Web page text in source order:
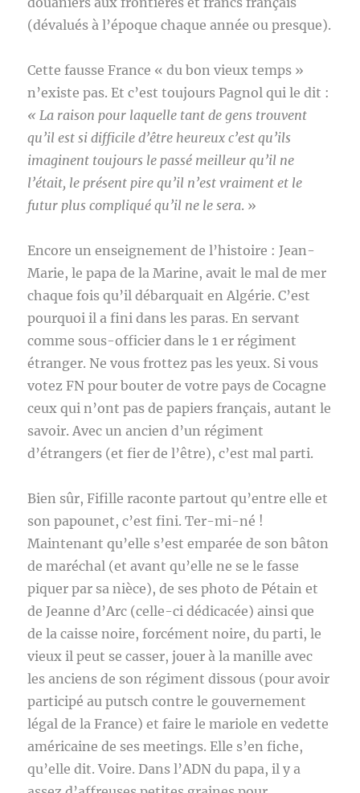
(dévalués à l’époque chaque année ou presque).
Cette fausse France « du bon vieux temps »
n’existe pas. Et c’est toujours Pagnol qui le dit :
« La raison pour laquelle tant de gens trouvent
qu’il est si difficile d’être heureux c’est qu’ils
imaginent toujours le passé meilleur qu’il ne
l’était, le présent pire qu’il n’est vraiment et le
futur plus compliqué qu’il ne le sera. »
Encore un enseignement de l’histoire : Jean-
Marie, le papa de la Marine, avait le mal de mer
chaque fois qu’il débarquait en Algérie. C’est
pourquoi il a fini dans les paras. En servant
comme sous-officier dans le 1 er régiment
étranger. Ne vous frottez pas les yeux. Si vous
votez FN pour bouter de votre pays de Cocagne
ceux qui n’ont pas de papiers français, autant le
savoir. Avec un ancien d’un régiment
d’étrangers (et fier de l’être), c’est mal parti.
Bien sûr, Fifille raconte partout qu’entre elle et
son papounet, c’est fini. Ter-mi-né !
Maintenant qu’elle s’est emparée de son bâton
de maréchal (et avant qu’elle ne se le fasse
piquer par sa nièce), de ses photo de Pétain et
de Jeanne d’Arc (celle-ci dédicacée) ainsi que
de la caisse noire, forcément noire, du parti, le
vieux il peut se casser, jouer à la manille avec
les anciens de son régiment dissous (pour avoir
participé au putsch contre le gouvernement
légal de la France) et faire le mariole en vedette
américaine de ses meetings. Elle s’en fiche,
qu’elle dit. Voire. Dans l’ADN du papa, il y a